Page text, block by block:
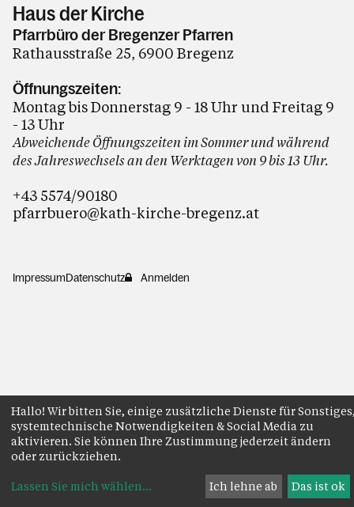
Haus der Kirche
Pfarrbüro der Bregenzer Pfarren
Rathausstraße 25, 6900 Bregenz
Öffnungszeiten:
Montag bis Donnerstag 9 - 18 Uhr und Freitag 9
- 13 Uhr
Abweichende Öffnungszeiten im Sommer und während
des Jahreswechsels an den Werktagen von 9 bis 13 Uhr.
+43 5574/90180
pfarrbuero@kath-kirche-bregenz.at
ImpressumDatenschutz Anmelden
Hallo! Wir bitten Sie, einige zusätzliche Dienste für
systemtechnische Notwendigkeiten & Social Media zu
aktivieren. Sie können Ihre Zustimmung jederzeit ändern
oder zurückziehen.
Lassen Sie mich wählen... Ich lehne ab Das ist ok